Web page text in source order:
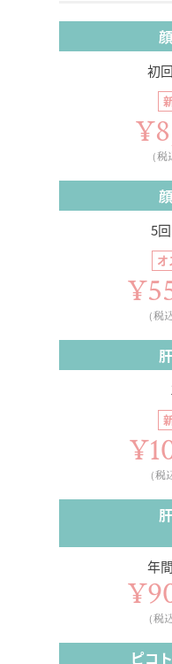
初
（税
5
オ
（税
（税
年
（税
ピコ